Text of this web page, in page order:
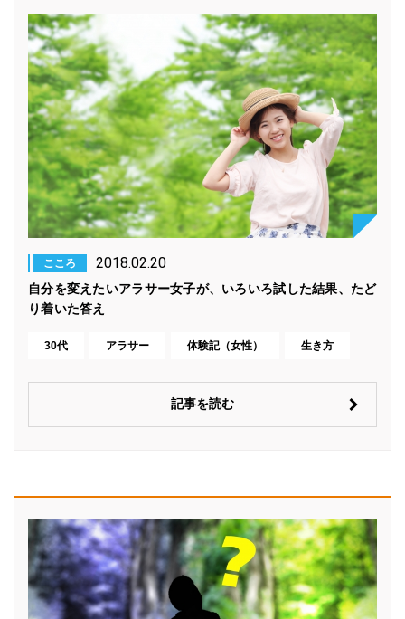
こころ 2018.02.20
自分を変えたいアラサー女子が、いろいろ試した結果、たど
り着いた答え
30代 アラサー 体験記（女性） 生き方
記事を読む